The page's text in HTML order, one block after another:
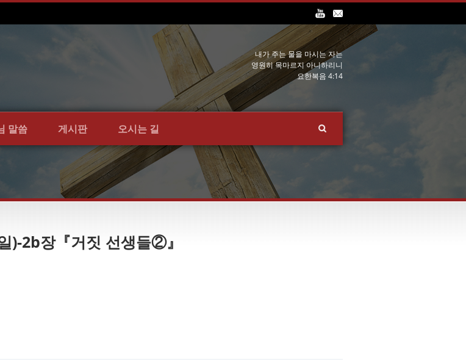
내가 주는 물을 마시는 자는
영원히 목마르지 아니하리니
요한복음 4:14
말씀 게시판 오시는 길
)-2b장『거짓 선생들②』